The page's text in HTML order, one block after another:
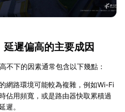
遲偏高的主要成因
不下的因素通常包含以下幾點：
網路環境可能較為複雜，例如Wi-Fi
佔用頻寬，或是路由器快取累積過
遲。